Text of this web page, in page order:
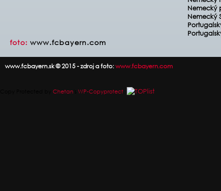
Nemecký
Nemecký
foto: www.fcbayern.com
www.fcbayern.sk © 2015 - zdroj a foto:www.fcbayern.com
Chetan WP-Copyprotect